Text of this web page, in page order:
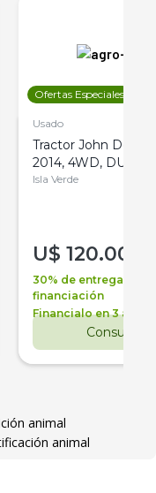
Ofertas Especiales
Usado
Tractor John Deere
2014, 4WD, DUAL
Isla Verde
U$ 120.000
30% de entrega +
financiación
Financialo en 3 años
Consultar
animal
animal